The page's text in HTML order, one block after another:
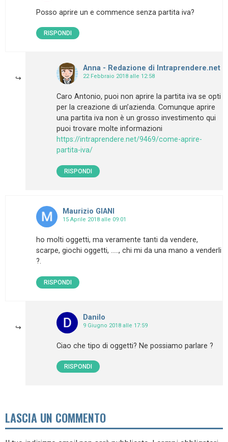
Posso aprire un e commence senza partita iva?
RISPONDI
Anna - Redazione di Intraprendere.net
22 Febbraio 2018 alle 12:58
Caro Antonio, puoi non aprire la partita iva se opti
per la creazione di un’azienda. Comunque aprire
una partita iva non è un grosso investimento qui
puoi trovare molte informazioni
https://intraprendere.net/9469/come-aprire-
partita-iva/
RISPONDI
Maurizio GIANI
15 Aprile 2018 alle 09:01
ho molti oggetti, ma veramente tanti da vendere,
scarpe, giochi oggetti, ….., chi mi da una mano a venderli
?.
RISPONDI
Danilo
9 Giugno 2018 alle 17:59
Ciao che tipo di oggetti? Ne possiamo parlare ?
RISPONDI
LASCIA UN COMMENTO